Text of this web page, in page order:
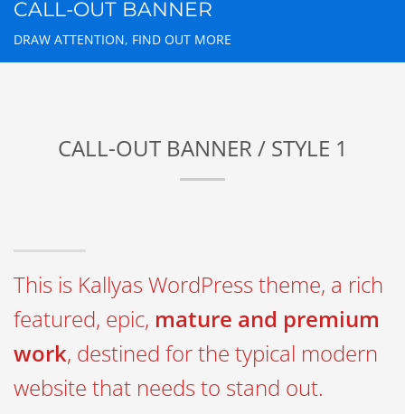
CALL-OUT BANNER
DRAW ATTENTION, FIND OUT MORE
CALL-OUT BANNER / STYLE 1
This is Kallyas WordPress theme, a rich
featured, epic, mature and premium
work, destined for the typical modern
website that needs to stand out.